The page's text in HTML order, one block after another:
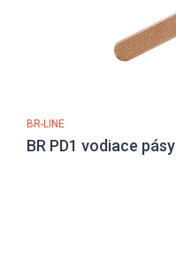
BR-LINE
BR PD1 vodiace pásy